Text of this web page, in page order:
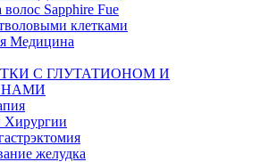
волос Sapphire Fue
клетками
Медицина
С ГЛУТАТИОНОМ И
Хирургии
желудка